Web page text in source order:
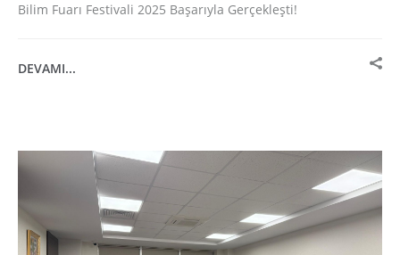
Bilim Fuarı Festivali 2025 Başarıyla Gerçekleşti!
DEVAMI...